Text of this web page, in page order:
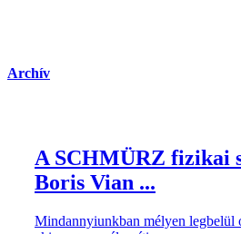
Archív
A SCHMÜRZ fizikai
Boris Vian ...
Mindannyiunkban mélyen legbelül